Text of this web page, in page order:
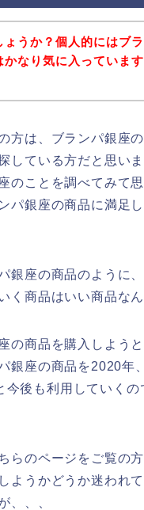
ょうか？個人的にはブラ
かなり気に入っています
方は、ブランパ銀座
している方だと思い
のことを調べてみて思
パ銀座の商品に満足
銀座の商品のように
く商品はいい商品な
の商品を購入しよう
銀座の商品を2020年
後も利用していくの
らのページをご覧の
ようかどうか迷われ
、、、